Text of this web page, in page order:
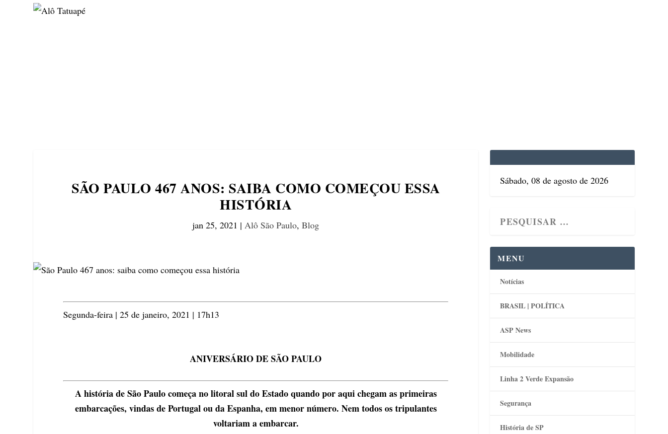
SÃO PAULO 467 ANOS: SAIBA COMO COMEÇOU ESSA
HISTÓRIA
jan 25, 2021 |Alô São Paulo,Blog
Segunda-feira | 25 de janeiro, 2021 | 17h13
ANIVERSÁRIO DE SÃO PAULO
A história de São Paulo começa no litoral sul do Estado quando por aqui chegam as primeiras
embarcações, vindas de Portugal ou da Espanha, em menor número. Nem todos os tripulantes
voltariam a embarcar.
Sábado, 08 de agosto de 2026
MENU
Notícias
BRASIL | POLÍTICA
ASP News
Mobilidade
Linha 2 Verde Expansão
Segurança
História de SP